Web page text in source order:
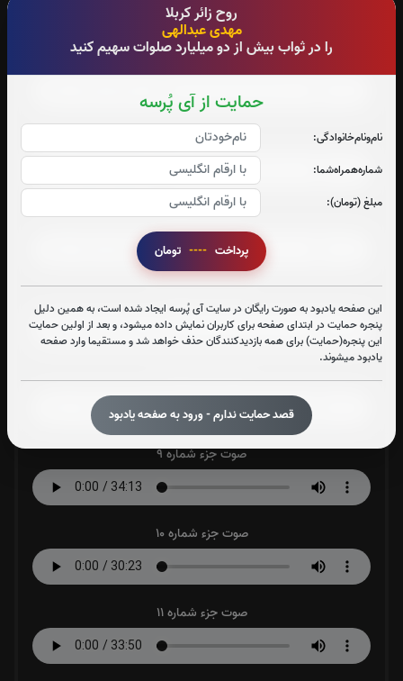
روح زائر کربلا
مهدی عبدالهی
را در ثواب بیش از دو میلیارد صلوات سهیم کنید
حمایت از آی پُرسه
نام‌و‌نام‌خانوادگی:
شماره‌همراه‌شما:
مبلغ (تومان):
پرداخت ----
این صفحه یادبود به صورت رایگان در سایت آی پُرسه ایجاد شده است، به همین دلیل
پنجره حمایت در ابتدای صفحه برای کاربران نمایش داده میشود، و بعد از اولین حمایت
این پنجره(حمایت) برای همه بازدیدکنندگان حذف خواهد شد و مستقیما وارد صفحه
یادبود میشوند.
قصد حمایت ندارم - ورود به صفحه یادبود
صوت جزء شماره 4
صوت جزء شماره 5
صوت جزء شماره 6
صوت جزء شماره 8
صوت جزء شماره 9
صوت جزء شماره 10
صوت جزء شماره 11